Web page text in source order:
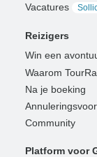
Vacatures
Reizigers
Win een
Waarom
Na je boeking
Community
Platform voor